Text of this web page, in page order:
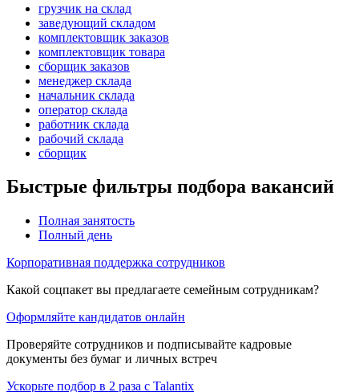
грузчик на склад
заведующий складом
комплектовщик заказов
комплектовщик товара
сборщик заказов
менеджер склада
начальник склада
оператор склада
работник склада
рабочий склада
сборщик
Быстрые фильтры подбора вакансий
Полная занятость
Полный день
Корпоративная поддержка сотрудников
Какой соцпакет вы предлагаете семейным сотрудникам?
Оформляйте кандидатов онлайн
Проверяйте сотрудников и подписывайте кадровые
документы без бумаг и личных встреч
Ускорьте подбор в 2 раза с Talantix